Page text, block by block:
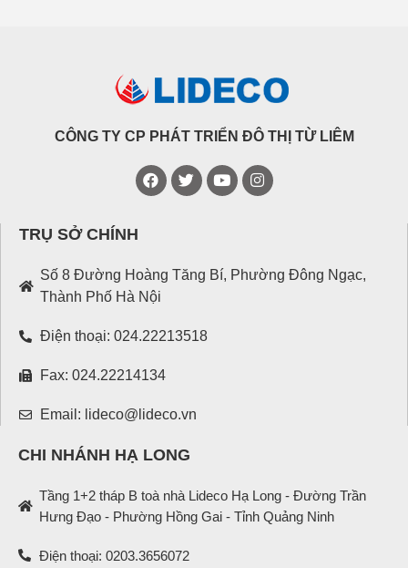
CÔNG TY CP PHÁT TRIỂN ĐÔ THỊ TỪ LIÊM
TRỤ SỞ CHÍNH
Số 8 Đường Hoàng Tăng Bí, Phường Đông Ngạc,
Thành Phố Hà Nội
Điện thoại: 024.22213518
Fax: 024.22214134
Email: lideco@lideco.vn
CHI NHÁNH HẠ LONG
Tầng 1+2 tháp B toà nhà Lideco Hạ Long - Đường Trần
Hưng Đạo - Phường Hồng Gai - Tỉnh Quảng Ninh
Điện thoại: 0203.3656072